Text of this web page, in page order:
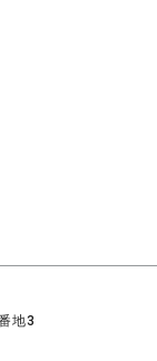
地3